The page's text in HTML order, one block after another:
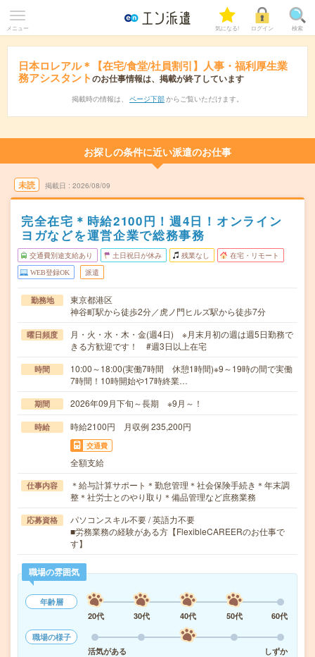
メニュー 気になる! ログイン 検索
日本ロレアル＊【在宅/食堂/社員割引】人事・福利厚生業
務アシスタントのお仕事情報は、掲載が終了しています
掲載時の情報は、 ページ下部 からご覧いただけます。
お探しの条件に近い派遣のお仕事
未読 掲載日 2026/08/09
完全在宅＊時給2100円！週4日！オンライン
ヨガなどを運営企業で総務事務
交通費別途支給あり 土日祝日が休み 残業なし 在宅・リモート
WEB登録OK 派遣
勤務地
東京都港区
神谷町駅から徒歩2分／虎ノ門ヒルズ駅から徒歩7分
曜日頻度
月・火・水・木・金(週4日) ※月末月初の週は週5日勤務で
きる方歓迎です！ #週3日以上在宅
時間
10:00～18:00(実働7時間 休憩1時間)※9～19時の間で実働
7時間！10時開始や17時終業…
期間 2026年09月下旬～長期 ※9月～！
時給 時給2100円 月収例 235,200円
交通費
全額支給
仕事内容
＊給与計算サポート＊勤怠管理＊社会保険手続き＊年末調
整＊社労士とのやり取り＊備品管理など庶務業務
応募資格
パソコンスキル不要 / 英語力不要
■労務業務の経験がある方【FlexibleCAREERのお仕事で
す】
職場の雰囲気
年齢層
20代
30代 40代 50代
60代
職場の様子
活気がある
しずか